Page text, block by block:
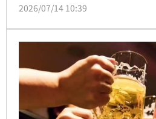
後，發現該對情侶已陷入泥醉狀
中，男方甚至與警方發生推擠
制並實施保護管束，全案依法
2026/07/14 10:39